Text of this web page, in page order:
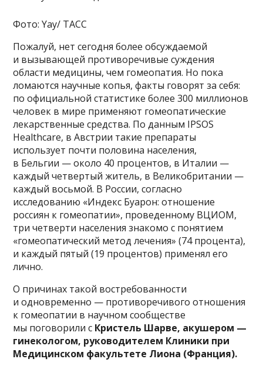
Фото: Yay/ ТАСС
Пожалуй, нет сегодня более обсуждаемой
и вызывающей противоречивые суждения
области медицины, чем гомеопатия. Но пока
ломаются научные копья, факты говорят за себя:
по официальной статистике более 300 миллионов
человек в мире применяют гомеопатические
лекарственные средства. По данным IPSOS
Healthcare, в Австрии такие препараты
использует почти половина населения,
в Бельгии — около 40 процентов, в Италии —
каждый четвертый житель, в Великобритании —
каждый восьмой. В России, согласно
исследованию «Индекс Буарон: отношение
россиян к гомеопатии», проведенному ВЦИОМ,
три четверти населения знакомо с понятием
«гомеопатический метод лечения» (74 процента),
и каждый пятый (19 процентов) применял его
лично.
О причинах такой востребованности
и одновременно — противоречивого отношения
к гомеопатии в научном сообществе
мы поговорили с Кристель Шарве, акушером —
гинекологом, руководителем Клиники при
Медицинском факультете Лиона (Франция).